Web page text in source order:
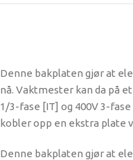
Denne bakplaten gjør at
nå. Vaktmester kan da på
1/3-fase [IT] og 400V 3-
kobler opp en ekstra plate
Denne bakplaten gjør at